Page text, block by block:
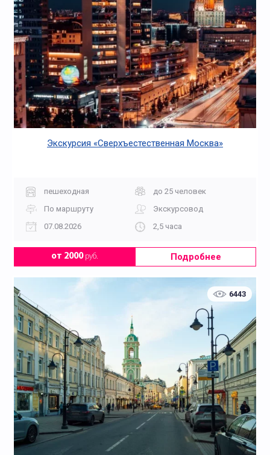
Экскурсия «Сверхъестественная Москва»
пешеходная
до 25 человек
По маршруту
Экскурсовод
07.08.2026
2,5 часа
от 2000руб. Подробнее
6443